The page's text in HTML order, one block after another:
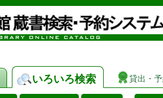
いろいろ検索 貸出・